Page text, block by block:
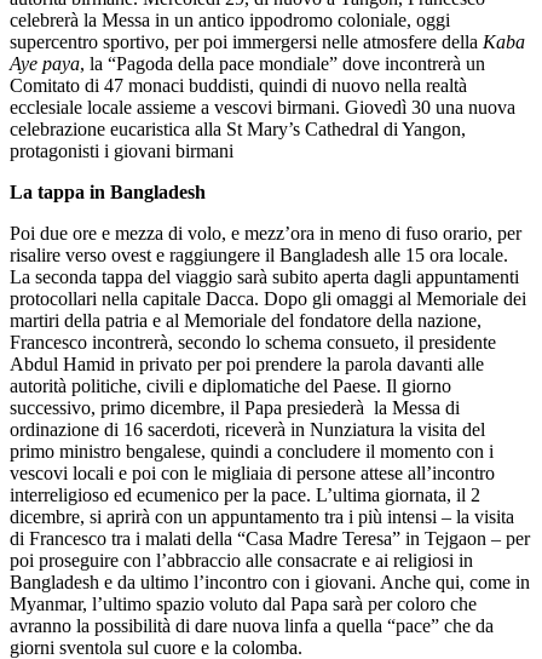
celebrerà la Messa in un antico ippodromo coloniale, oggi
supercentro sportivo, per poi immergersi nelle atmosfere della Kaba
Aye paya, la “Pagoda della pace mondiale” dove incontrerà un
Comitato di 47 monaci buddisti, quindi di nuovo nella realtà
ecclesiale locale assieme a vescovi birmani. Giovedì 30 una nuova
celebrazione eucaristica alla St Mary’s Cathedral di Yangon,
protagonisti i giovani birmani
La tappa in Bangladesh
Poi due ore e mezza di volo, e mezz’ora in meno di fuso orario, per
risalire verso ovest e raggiungere il Bangladesh alle 15 ora locale.
La seconda tappa del viaggio sarà subito aperta dagli appuntamenti
protocollari nella capitale Dacca. Dopo gli omaggi al Memoriale dei
martiri della patria e al Memoriale del fondatore della nazione,
Francesco incontrerà, secondo lo schema consueto, il presidente
Abdul Hamid in privato per poi prendere la parola davanti alle
autorità politiche, civili e diplomatiche del Paese. Il giorno
successivo, primo dicembre, il Papa presiederà la Messa di
ordinazione di 16 sacerdoti, riceverà in Nunziatura la visita del
primo ministro bengalese, quindi a concludere il momento con i
vescovi locali e poi con le migliaia di persone attese all’incontro
interreligioso ed ecumenico per la pace. L’ultima giornata, il 2
dicembre, si aprirà con un appuntamento tra i più intensi – la visita
di Francesco tra i malati della “Casa Madre Teresa” in Tejgaon – per
poi proseguire con l’abbraccio alle consacrate e ai religiosi in
Bangladesh e da ultimo l’incontro con i giovani. Anche qui, come in
Myanmar, l’ultimo spazio voluto dal Papa sarà per coloro che
avranno la possibilità di dare nuova linfa a quella “pace” che da
giorni sventola sul cuore e la colomba.